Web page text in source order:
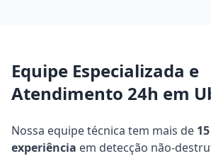
Equipe Especializada e
Atendimento 24h em
Nossa equipe técnica tem mais de
experiência em detecção não-